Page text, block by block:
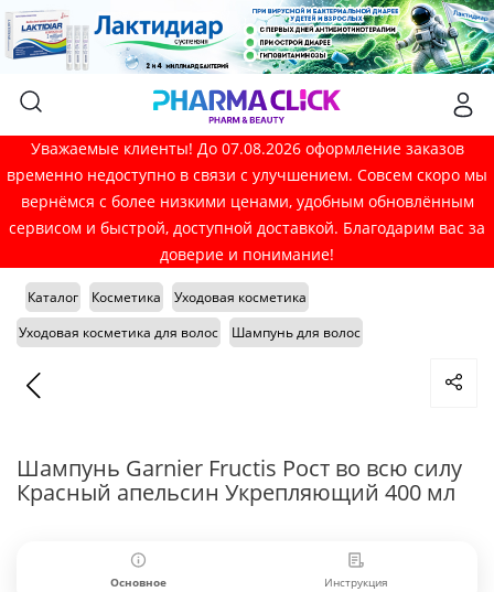
Уважаемые клиенты! До 07.08.2026 оформление заказов
временно недоступно в связи с улучшением. Совсем скоро мы
вернёмся с более низкими ценами, удобным обновлённым
сервисом и быстрой, доступной доставкой. Благодарим вас за
доверие и понимание!
Каталог Косметика
Уходовая косметика
Уходовая косметика для волос
Шампунь для волос
Шампунь Garnier Fructis Рост во всю силу
Красный апельсин Укрепляющий 400 мл
Основное Инструкция